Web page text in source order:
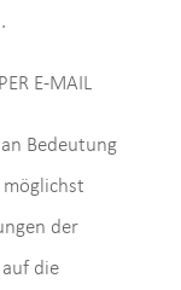
E-MAIL
Bedeutung
möglichst
der
die